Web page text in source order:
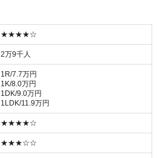
★★★★☆
2万9千人
1R/7.7万円
1K/8.0万円
1DK/9.0万円
1LDK/11.9万円
★★★★☆
★★★☆☆